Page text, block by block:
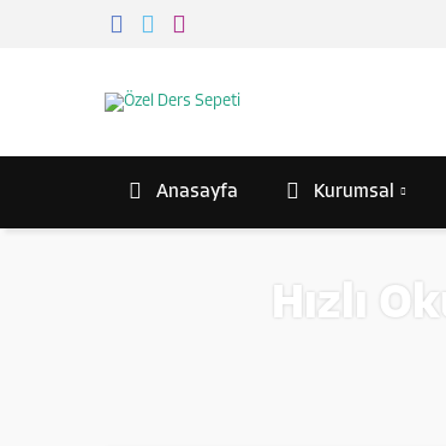
Anasayfa Kurumsal
Hızlı